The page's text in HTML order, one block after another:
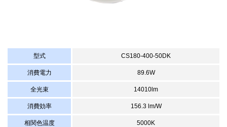
型式 CS180-400-50DK
消費電力 89.6W
全光束 14010lm
消費効率 156.3 lm/W
相関色温度 5000K